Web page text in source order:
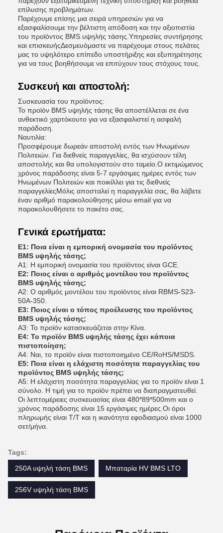
επίλυσης προβλημάτων.
Παρέχουμε επίσης μια σειρά υπηρεσιών για να
εξασφαλίσουμε την βέλτιστη απόδοση και την αξιοπιστία
του προϊόντος BMS υψηλής τάσης.Υπηρεσίες συντήρησης
και επισκευήςΔεσμευόμαστε να παρέχουμε στους πελάτες
μας το υψηλότερο επίπεδο υποστήριξης και εξυπηρέτησης
για να τους βοηθήσουμε να επιτύχουν τους στόχους τους.
Συσκευή και αποστολή:
Συσκευασία του προϊόντος:
Το προϊόν BMS υψηλής τάσης θα αποστέλλεται σε ένα
ανθεκτικό χαρτόκουτο για να εξασφαλιστεί η ασφαλή
παράδοση.
Ναυτιλία:
Προσφέρουμε δωρεάν αποστολή εντός των Ηνωμένων
Πολιτειών. Για διεθνείς παραγγελίες, θα ισχύσουν τέλη
αποστολής και θα υπολογιστούν στο ταμείο.Ο εκτιμώμενος
χρόνος παράδοσης είναι 5-7 εργάσιμες ημέρες εντός των
Ηνωμένων Πολιτειών και ποικίλλει για τις διεθνείς
παραγγελίεςΜόλις αποσταλεί η παραγγελία σας, θα λάβετε
έναν αριθμό παρακολούθησης μέσω email για να
παρακολουθήσετε το πακέτο σας.
Γενικά ερωτήματα:
Ε1: Ποια είναι η εμπορική ονομασία του προϊόντος
BMS υψηλής τάσης;
Α1: Η εμπορική ονομασία του προϊόντος είναι GCE.
Ε2: Ποιος είναι ο αριθμός μοντέλου του προϊόντος
BMS υψηλής τάσης;
Α2: Ο αριθμός μοντέλου του προϊόντος είναι RBMS-S23-
50A-350.
Ε3: Ποιος είναι ο τόπος προέλευσης του προϊόντος
BMS υψηλής τάσης;
Α3: Το προϊόν κατασκευάζεται στην Κίνα.
Ε4: Το προϊόν BMS υψηλής τάσης έχει κάποια
πιστοποίηση;
Α4: Ναι, το προϊόν είναι πιστοποιημένο CE/RoHS/MSDS.
Ε5: Ποια είναι η ελάχιστη ποσότητα παραγγελίας του
προϊόντος BMS υψηλής τάσης;
Α5: Η ελάχιστη ποσότητα παραγγελίας για το προϊόν είναι 1
σύνολο. Η τιμή για το προϊόν πρέπει να διαπραγματευθεί.
Οι λεπτομέρειες συσκευασίας είναι 480*89*500mm και ο
χρόνος παράδοσης είναι 15 εργάσιμες ημέρες.Οι όροι
πληρωμής είναι T/T και η ικανότητα εφοδιασμού είναι 1000
σετ/μήνα.
Tags:
250A υψηλή τάση BMS
Μπαταρία HV BMS LTO
256V υψηλή τάση BMS